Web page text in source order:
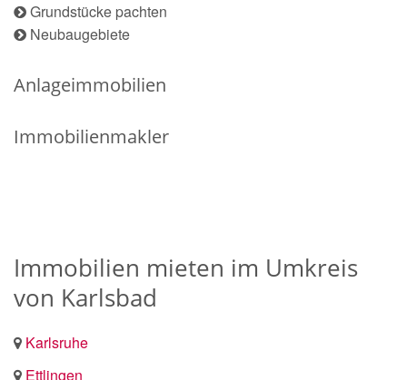
Grundstücke pachten
Neubaugebiete
Anlageimmobilien
Immobilienmakler
Immobilien mieten im Umkreis
von Karlsbad
Karlsruhe
Ettlingen